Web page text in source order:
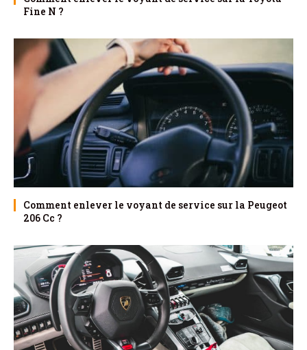
Fine N ?
Comment enlever le voyant de service sur la Peugeot
206 Cc ?